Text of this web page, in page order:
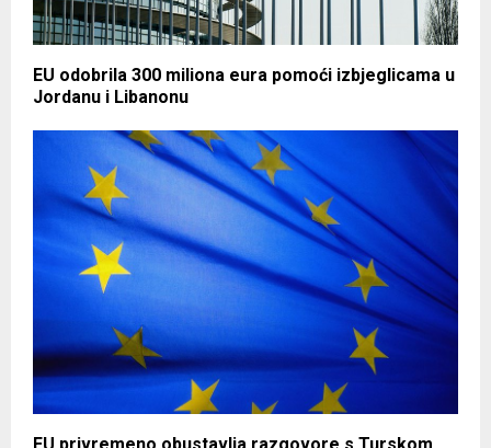
EU odobrila 300 miliona eura pomoći izbjeglicama u
Jordanu i Libanonu